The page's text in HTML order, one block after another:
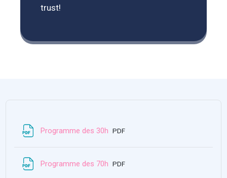
trust!
Programme des 30h Fil
PDF
Programme des 70h Fil
PDF